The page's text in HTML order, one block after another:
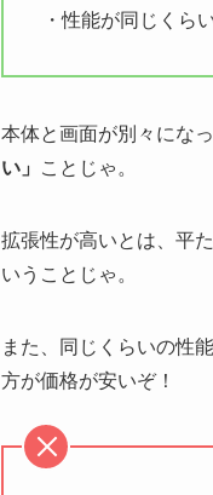
・性能が同じくら
本体と画面が別々にな
い」 ことじゃ。
拡張性が高いとは、平
いうことじゃ。
また、同じくらいの性
方が価格が安いぞ！